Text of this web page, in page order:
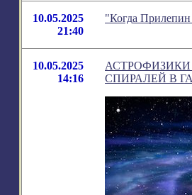
10.05.2025
21:40
"Когда
10.05.2025
14:16
СПИРАЛЕЙ В